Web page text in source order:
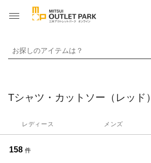
お探しのアイテムは？
Tシャツ・カットソー（レッド）
レディース メンズ
158 件